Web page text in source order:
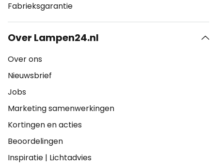
Fabrieksgarantie
Over Lampen24.nl
Over ons
Nieuwsbrief
Jobs
Marketing samenwerkingen
Kortingen en acties
Beoordelingen
Inspiratie | Lichtadvies